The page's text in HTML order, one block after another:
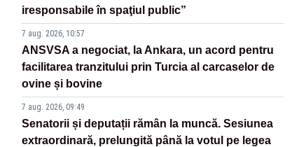
iresponsabile în spaţiul public”
7 aug. 2026, 10:57
ANSVSA a negociat, la Ankara, un acord pentru
facilitarea tranzitului prin Turcia al carcaselor de
ovine și bovine
7 aug. 2026, 09:49
Senatorii și deputații rămân la muncă. Sesiunea
extraordinară, prelungită până la votul pe legea